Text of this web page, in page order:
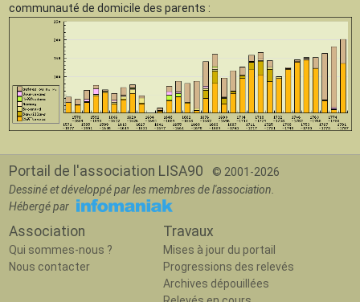
communauté de domicile des parents :
Portail de l'association LISA90
© 2001-2026
Dessiné et développé par les membres de l'association.
Hébergé par
Association
Qui sommes-nous ?
Nous contacter
Travaux
Mises à jour du portail
Progressions des relevés
Archives dépouillées